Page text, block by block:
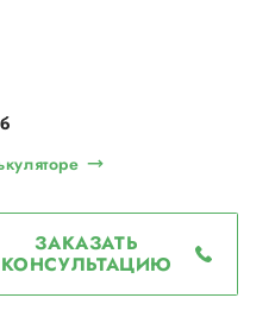
ЗАКАЗАТЬ
КОНСУЛЬТАЦИЮ